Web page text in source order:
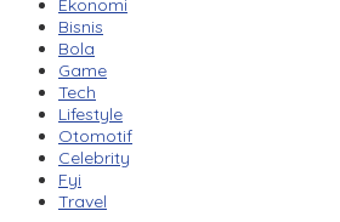
Ekonomi
Bisnis
Bola
Game
Tech
Lifestyle
Otomotif
Celebrity
Fyi
Travel